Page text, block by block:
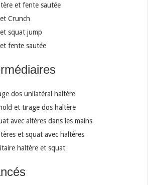
et fente sautée
Crunch
squat jump
fente sautée
dos unilatéral haltère
et tirage dos haltère
avec altères dans les mains
et squat avec haltères
haltère et squat